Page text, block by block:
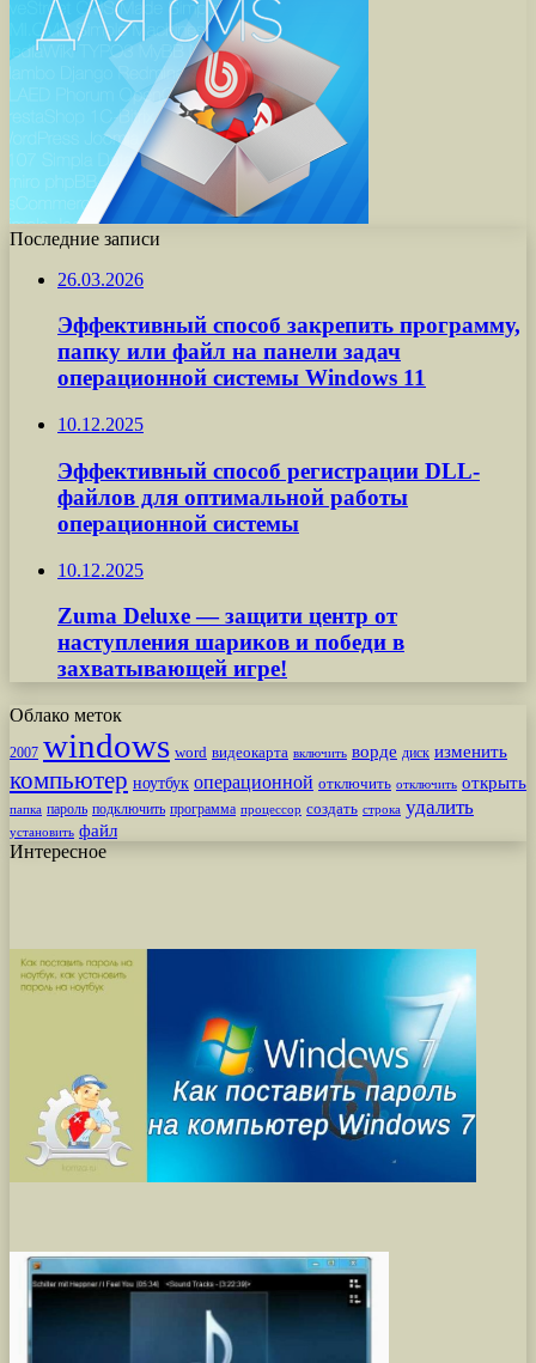
Последние записи
26.03.2026
Эффективный способ закрепить программу,
папку или файл на панели задач
операционной системы Windows 11
10.12.2025
Эффективный способ регистрации DLL-
файлов для оптимальной работы
операционной системы
10.12.2025
Zuma Deluxe — защити центр от
наступления шариков и победи в
захватывающей игре!
Облако меток
2007 windows word видеокарта включить ворде диск изменить
компьютер ноутбук операционной отключить отключить открыть
папка пароль подключить программа процессор создать строка удалить
установить файл
Интересное